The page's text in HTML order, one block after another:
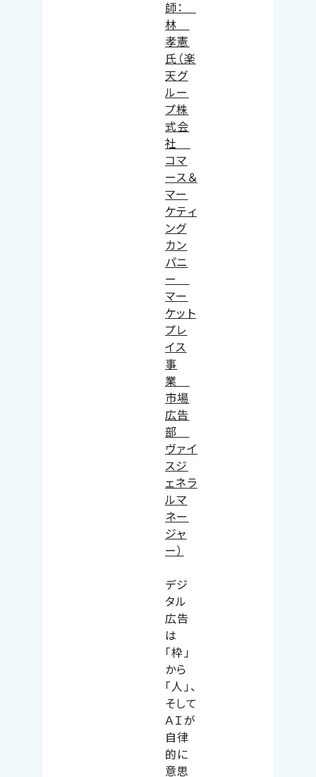
師：
林
孝憲
氏（楽
天グ
ルー
プ株
式会
社
コマ
ース＆
マー
ケティ
ング
カン
パニ
ー
マー
ケット
プレ
イス
事
業
市場
広告
部
ヴァイ
スジ
ェネラ
ルマ
ネー
ジャ
ー）
デジ
タル
広告
は
「枠」
から
「人」、
そして
ＡＩが
自律
的に
意思